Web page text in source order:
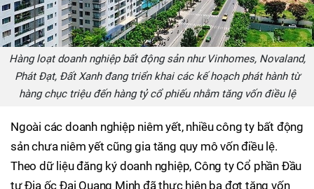
Hàng loạt doanh nghiệp bất động sản như Vinhomes, Novaland,
Phát Đạt, Đất Xanh đang triển khai các kế hoạch phát hành từ
hàng chục triệu đến hàng tỷ cổ phiếu nhằm tăng vốn điều lệ
Ngoài các doanh nghiệp niêm yết, nhiều công ty bất động
sản chưa niêm yết cũng gia tăng quy mô vốn điều lệ.
Theo dữ liệu đăng ký doanh nghiệp, Công ty Cổ phần Đầu
tư Địa ốc Đại Quang Minh đã thực hiện ba đợt tăng vốn